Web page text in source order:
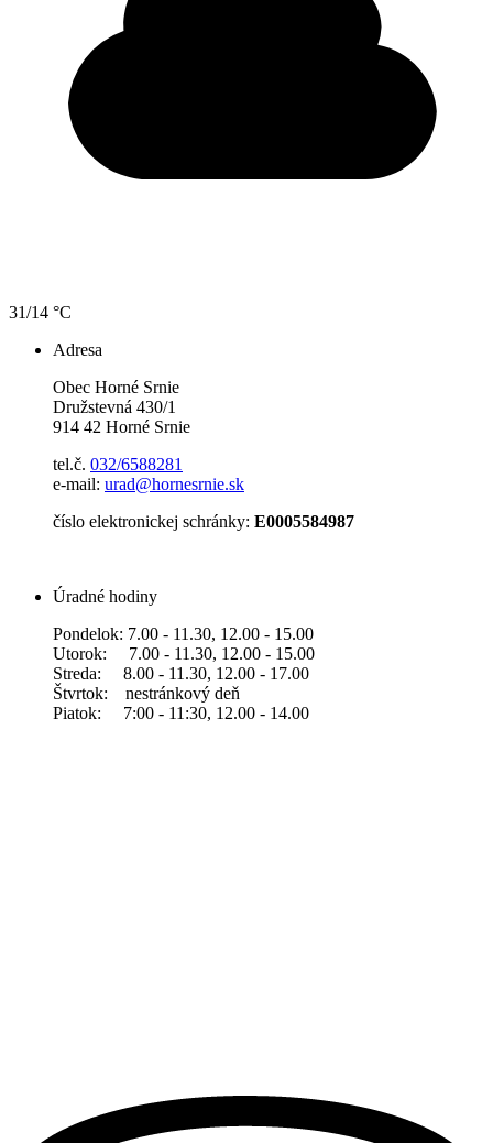
31/14 °C
Adresa
Obec Horné Srnie
Družstevná 430/1
914 42 Horné Srnie
tel.č. 032/6588281
e-mail: urad@hornesrnie.sk
číslo elektronickej schránky: E0005584987
Úradné hodiny
Pondelok: 7.00 - 11.30, 12.00 - 15.00
Utorok: 7.00 - 11.30, 12.00 - 15.00
Streda: 8.00 - 11.30, 12.00 - 17.00
Štvrtok: nestránkový deň
Piatok: 7:00 - 11:30, 12.00 - 14.00